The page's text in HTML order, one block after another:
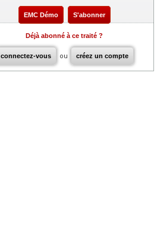
EMC Démo S'abonner
Déjà abonné à ce traité ?
connectez-vous ou créez un compte